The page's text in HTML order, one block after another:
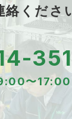
くださ
〜